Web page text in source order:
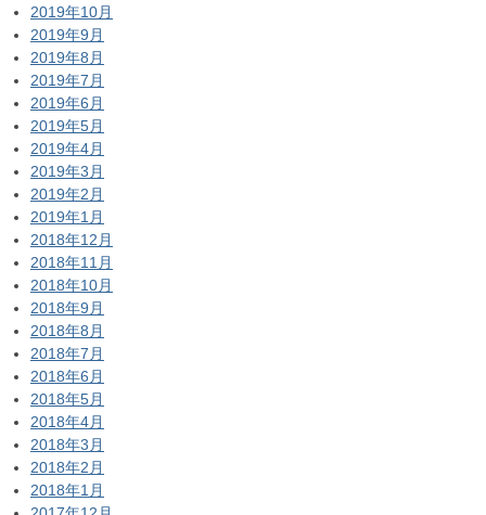
2019年10月
2019年9月
2019年8月
2019年7月
2019年6月
2019年5月
2019年4月
2019年3月
2019年2月
2019年1月
2018年12月
2018年11月
2018年10月
2018年9月
2018年8月
2018年7月
2018年6月
2018年5月
2018年4月
2018年3月
2018年2月
2018年1月